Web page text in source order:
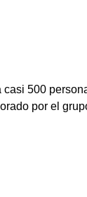
500
por el